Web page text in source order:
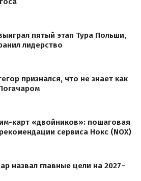
пятый этап Тура Польши,
лидерство
признался, что не знает как
карт «двойников»: пошаговая
сервиса Нокс (NOX)
назвал главные цели на 2027–